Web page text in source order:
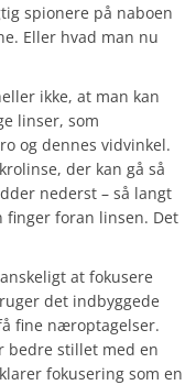
spionere på naboen
Eller hvad man nu
ikke, at man kan
linser, som
og dennes vidvinkel.
der kan gå så
nederst – så langt
finger foran linsen. Det
at fokusere
det indbyggede
fine næroptagelser.
bedre stillet med en
fokusering som en